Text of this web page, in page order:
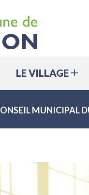
LE VILLAGE
MUNICIPAL